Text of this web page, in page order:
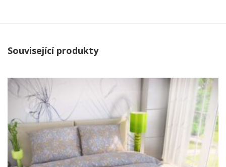
Související produkty